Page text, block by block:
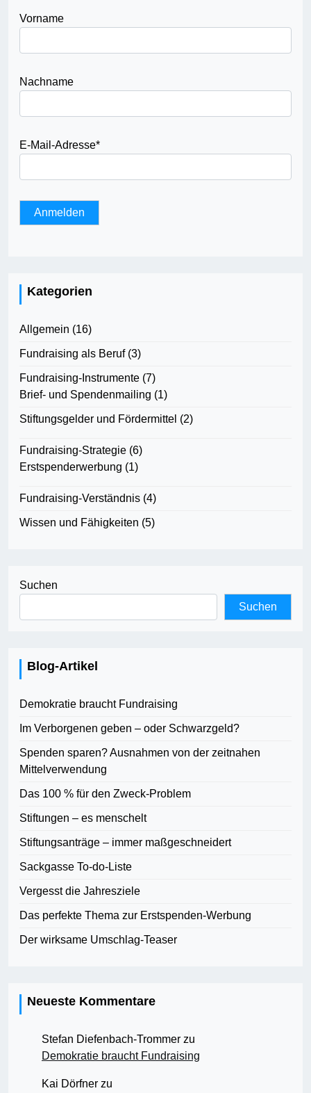
Vorname
Nachname
E-Mail-Adresse*
Kategorien
Allgemein (16)
Fundraising als Beruf(3)
Fundraising-Instrumente (7)
Brief- und Spendenmailing (1)
Stiftungsgelder und Fördermittel (2)
Fundraising-Strategie (6)
Erstspenderwerbung (1)
Fundraising-Verständnis (4)
Wissen und Fähigkeiten (5)
Suchen
Suchen
Blog-Artikel
Demokratie braucht Fundraising
Im Verborgenen geben – oder Schwarzgeld?
Spenden sparen? Ausnahmen von der zeitnahen
Mittelverwendung
Das 100 % für den Zweck-Problem
Stiftungen – es menschelt
Stiftungsanträge – immer maßgeschneidert
Sackgasse To-do-Liste
Vergesst die Jahresziele
Das perfekte Thema zur Erstspenden-Werbung
Der wirksame Umschlag-Teaser
Neueste Kommentare
Stefan Diefenbach-Trommer zu
Demokratie braucht Fundraising
Kai Dörfner zu